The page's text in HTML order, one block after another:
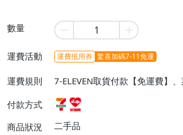
數量
運費活動 運費抵用券 驚喜加碼7-11免運
運費規則
7-ELEVEN取貨付款【免運費】
貨付款【免運費】
付款方式
商品狀況
二手品